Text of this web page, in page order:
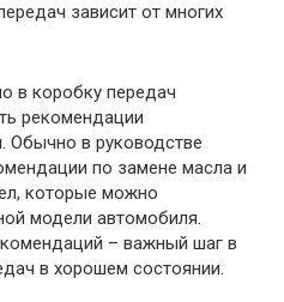
зависит от многих
в коробку передач
рекомендации
Обычно в руководстве
по замене масла и
которые можно
модели автомобиля.
– важный шаг в
в хорошем состоянии.